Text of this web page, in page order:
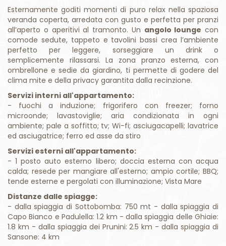
Esternamente goditi momenti di puro relax nella spaziosa
veranda coperta, arredata con gusto e perfetta per pranzi
all’aperto o aperitivi al tramonto. Un angolo lounge con
comode sedute, tappeto e tavolini bassi crea l’ambiente
perfetto per leggere, sorseggiare un drink o
semplicemente rilassarsi. La zona pranzo esterna, con
ombrellone e sedie da giardino, ti permette di godere del
clima mite e della privacy garantita dalla recinzione.
Servizi interni all'appartamento:
- fuochi a induzione; frigorifero con freezer; forno
microonde; lavastoviglie; aria condizionata in ogni
ambiente; pale a soffitto; tv; Wi-fi; asciugacapelli; lavatrice
ed asciugatrice; ferro ed asse da stiro
Servizi esterni all'appartamento:
- 1 posto auto esterno libero; doccia esterna con acqua
calda; resede per mangiare all'esterno; ampio cortile; BBQ;
tende esterne e pergolati con illuminazione; Vista Mare
Distanze dalle spiagge:
- dalla spiaggia di Sottobomba: 750 mt - dalla spiaggia di
Capo Bianco e Padulella: 1.2 km - dalla spiaggia delle Ghiaie:
1.8 km - dalla spiaggia dei Prunini: 2.5 km - dalla spiaggia di
Sansone: 4 km